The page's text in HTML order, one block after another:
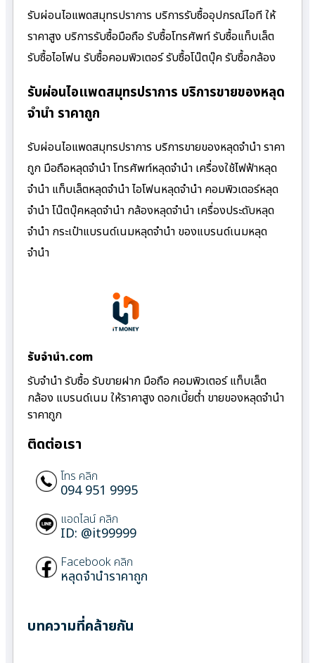
รับผ่อนไอแพดสมุทรปราการ บริการรับซื้ออุปกรณ์ไอที ให้
ราคาสูง บริการรับซื้อมือถือ รับซื้อโทรศัพท์ รับซื้อแท็บเล็ต
รับซื้อไอโฟน รับซื้อคอมพิวเตอร์ รับซื้อโน๊ตบุ๊ค รับซื้อกล้อง
รับผ่อนไอแพดสมุทรปราการ บริการขายของหลุด
จำนำ ราคาถูก
รับผ่อนไอแพดสมุทรปราการ บริการขายของหลุดจำนำ ราคา
ถูก มือถือหลุดจำนำ โทรศัพท์หลุดจำนำ เครื่องใช้ไฟฟ้าหลุด
จำนำ แท็บเล็ตหลุดจำนำ ไอโฟนหลุดจำนำ คอมพิวเตอร์หลุด
จำนำ โน๊ตบุ๊คหลุดจำนำ กล้องหลุดจำนำ เครื่องประดับหลุด
จำนำ กระเป๋าแบรนด์เนมหลุดจำนำ ของแบรนด์เนมหลุด
จำนำ
รับจํานํา.com
รับจำนำ รับซื้อ รับขายฝาก มือถือ คอมพิวเตอร์ แท็บเล็ต
กล้อง แบรนด์เนม ให้ราคาสูง ดอกเบี้ยต่ำ ขายของหลุดจำนำ
ราคาถูก
ติดต่อเรา
โทร คลิก
094 951 9995
แอดไลน์ คลิก
ID: @it99999
Facebook คลิก
หลุดจำนำราคาถูก
บทความที่คล้ายกัน